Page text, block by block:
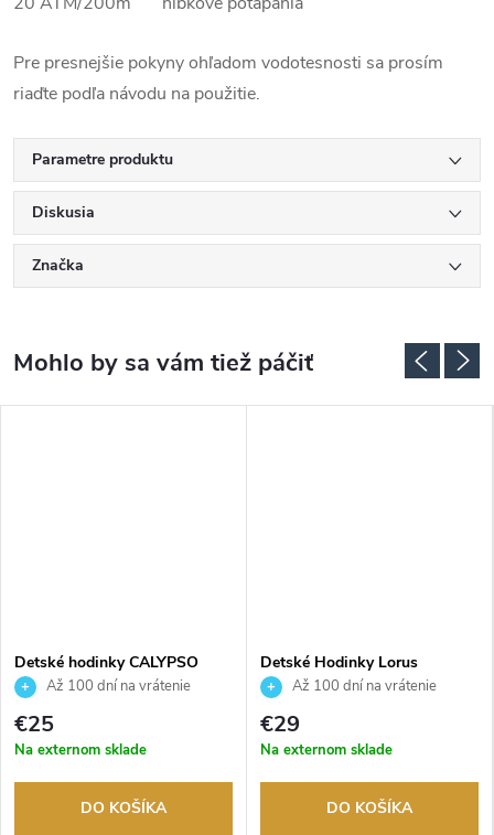
Pre presnejšie pokyny ohľadom vodotesnosti sa prosím
riaďte podľa návodu na použitie.
Parametre produktu
Diskusia
Značka
Detské hodinky CALYPSO
K5845/4Až 100 dní na vrátenie
tovaru. Autorizovaný predajca.
€25
Na externom sklade
DO KOŠÍKA
Detské Hodinky Lorus
RRX45HX9
Až 100 dní na vrátenie
tovaru. Autorizovaný predajca.
€29
Na externom sklade
DO KOŠÍKA